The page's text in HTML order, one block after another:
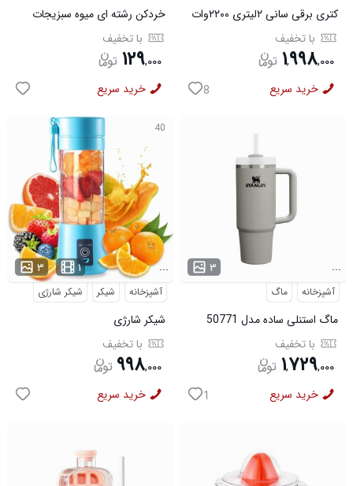
خردکن رشته ای میوه سبزیجات
کاروتوبا تخفیف
۱۲۹,۰۰۰
خرید سریع
کتری برقی سانی ۲لیتری ۲۲۰۰وات
با تخفیف
۱,۹۹۸,۰۰۰
خرید سریع 8
40
۳ ۱ ...
آشپزخانه شیکر شیکر شارژی
شیکر شارژی
با تخفیف
۹۹۸,۰۰۰
خرید سریع
۳ ...
آشپزخانه ماگ
ماگ استنلی ساده مدل 50771
با تخفیف
۱,۷۲۹,۰۰۰
خرید سریع 1